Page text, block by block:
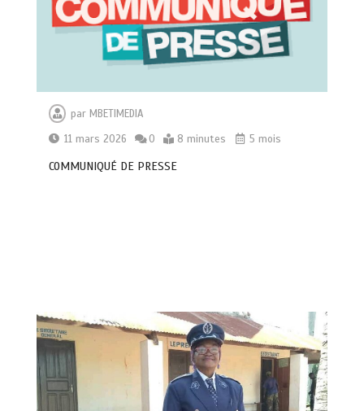
parMBETIMEDIA
11 mars 2026
0 8 minutes 5 mois
COMMUNIQUÉ DE PRESSE